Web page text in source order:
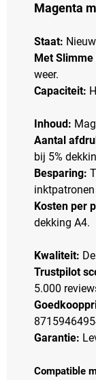
Magenta
Staat:
Met Slimme
weer.
Capaciteit:
Inhoud:
Aantal
bij 5%
Besparing:
inktpatronen
Kosten per
dekking A4.
Kwaliteit:
Trustpilot
5.000
Garantie:
Compatible